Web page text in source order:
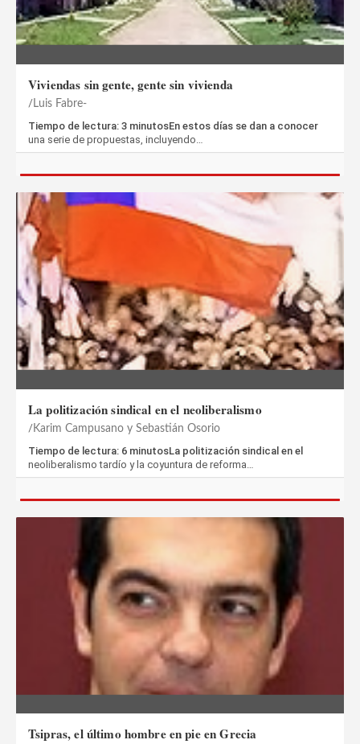
Viviendas sin gente, gente sin vivienda
Luis Fabre-
Tiempo de lectura: 3 minutosEn estos días se dan a conocer
una serie de propuestas, incluyendo…
La politización sindical en el neoliberalismo
Karim Campusano y Sebastián Osorio
Tiempo de lectura: 6 minutosLa politización sindical en el
neoliberalismo tardío y la coyuntura de reforma…
Tsipras, el último hombre en pie en Grecia